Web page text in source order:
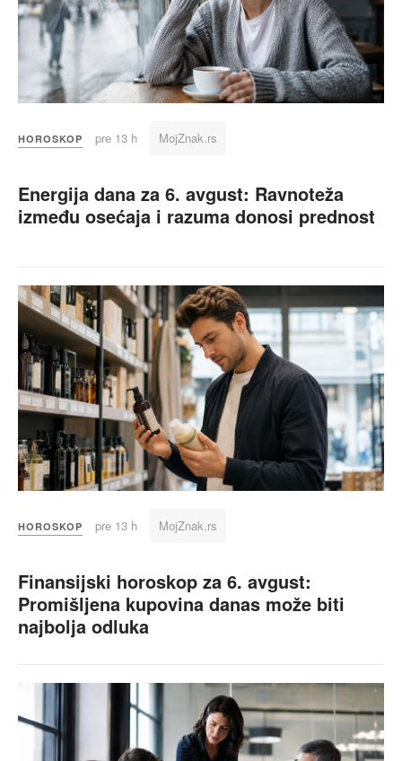
HOROSKOP pre 13 h MojZnak.rs
Energija dana za 6. avgust: Ravnoteža
između osećaja i razuma donosi prednost
HOROSKOP pre 13 h MojZnak.rs
Finansijski horoskop za 6. avgust:
Promišljena kupovina danas može biti
najbolja odluka